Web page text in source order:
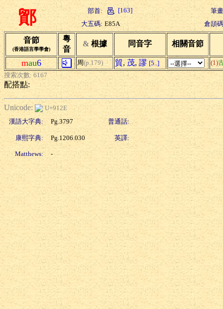
鄮 部首: [163]
筆
大五碼: E85A 倉頡
音節
(香港語言學學會)
粵
音
& 根據 同音字 相關音節
mau6 周(p.179) 貿, 茂, 謬 [5..] (1)
搜索次數: 6167
配搭點:
Unicode:
U+912E
漢語大字典:
Pg.3797 普通話:
康熙字典: Pg.1206.030 英譯:
Matthews: -